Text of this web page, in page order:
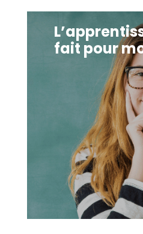
fait pour
L’apprentissage, est-